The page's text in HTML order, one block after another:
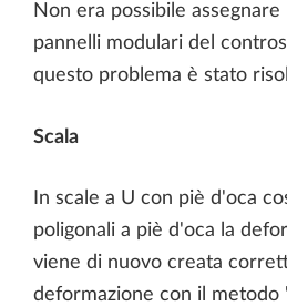
Non era possibile
pannelli modulari del
questo problema è stato
Scala
In scale a U con piè d'oca
poligonali a piè d'oca la
viene di nuovo creata
deformazione con il metodo